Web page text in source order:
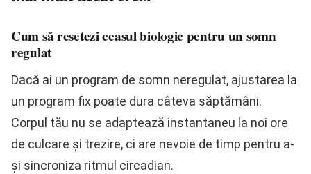
Cum să resetezi ceasul biologic pentru un somn
regulat
Dacă ai un program de somn neregulat, ajustarea la
un program fix poate dura câteva săptămâni.
Corpul tău nu se adaptează instantaneu la noi ore
de culcare și trezire, ci are nevoie de timp pentru a-
și sincroniza ritmul circadian.